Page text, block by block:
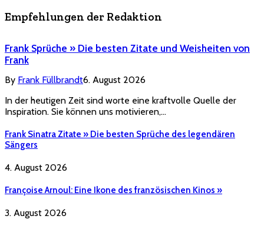
Empfehlungen der Redaktion
Frank Sprüche » Die besten Zitate und Weisheiten von
Frank
By Frank Füllbrandt6. August 2026
In der heutigen Zeit sind worte eine kraftvolle Quelle der
Inspiration. Sie können uns motivieren,…
Frank Sinatra Zitate » Die besten Sprüche des legendären
Sängers
4. August 2026
Françoise Arnoul: Eine Ikone des französischen Kinos »
3. August 2026